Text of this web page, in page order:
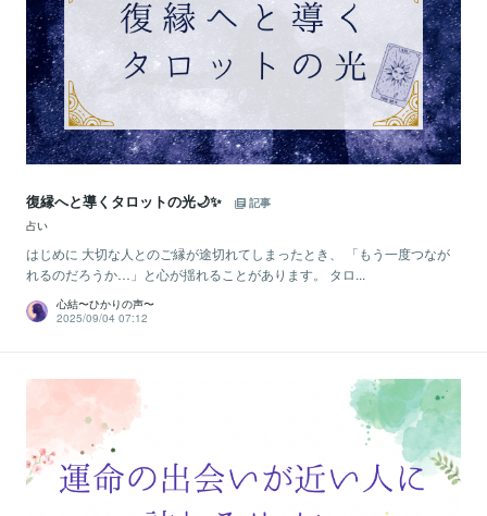
復縁へと導くタロットの光🌙✨
記事
占い
はじめに 大切な人とのご縁が途切れてしまったとき、 「もう一度つなが
れるのだろうか…」と心が揺れることがあります。 タロ...
心結〜ひかりの声〜
2025/09/04 07:12